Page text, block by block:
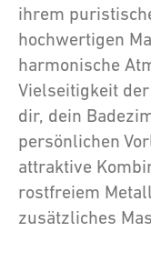
ihrem
hochwertigen
harmonische
Vielseitigkeit
dir, dein
persönlichen
attraktive
rostfreiem
zusätzliches